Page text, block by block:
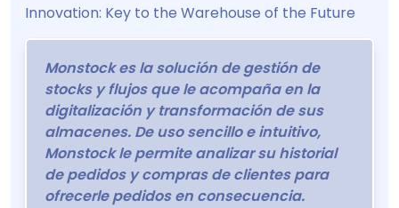
Innovation: Key to the Warehouse of the Future
Monstock es la solución de gestión de
stocks y flujos que le acompaña en la
digitalización y transformación de sus
almacenes. De uso sencillo e intuitivo,
Monstock le permite analizar su historial
de pedidos y compras de clientes para
ofrecerle pedidos en consecuencia.